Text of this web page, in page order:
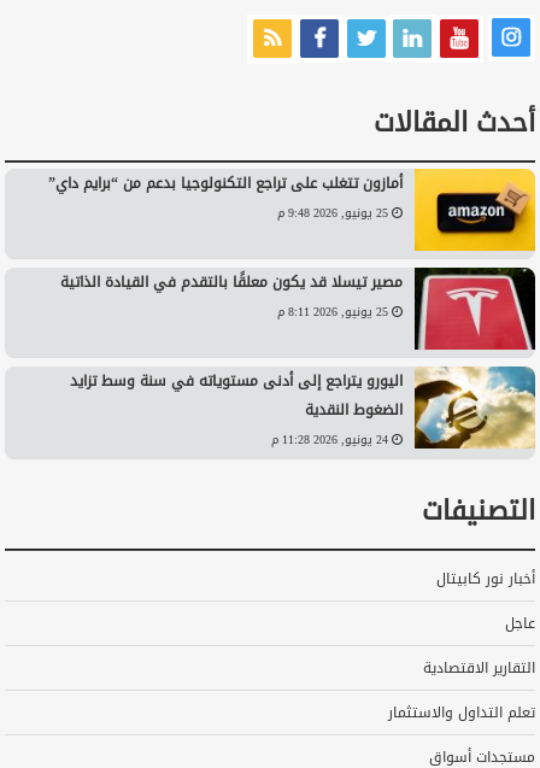
أحدث المقالات
أمازون تتغلب على تراجع التكنولوجيا بدعم من “برايم داي”
25 يونيو, 2026 9:48 م
مصير تيسلا قد يكون معلقًا بالتقدم في القيادة الذاتية
25 يونيو, 2026 8:11 م
اليورو يتراجع إلى أدنى مستوياته في سنة وسط تزايد
الضغوط النقدية
24 يونيو, 2026 11:28 م
التصنيفات
أخبار نور كابيتال
عاجل
التقارير الاقتصادية
تعلم التداول والاستثمار
مستجدات أسواق